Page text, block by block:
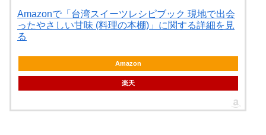
Amazonで「台湾スイーツレシピブック 現地で出会
ったやさしい甘味 (料理の本棚)」に関する詳細を見
る
Amazon
楽天